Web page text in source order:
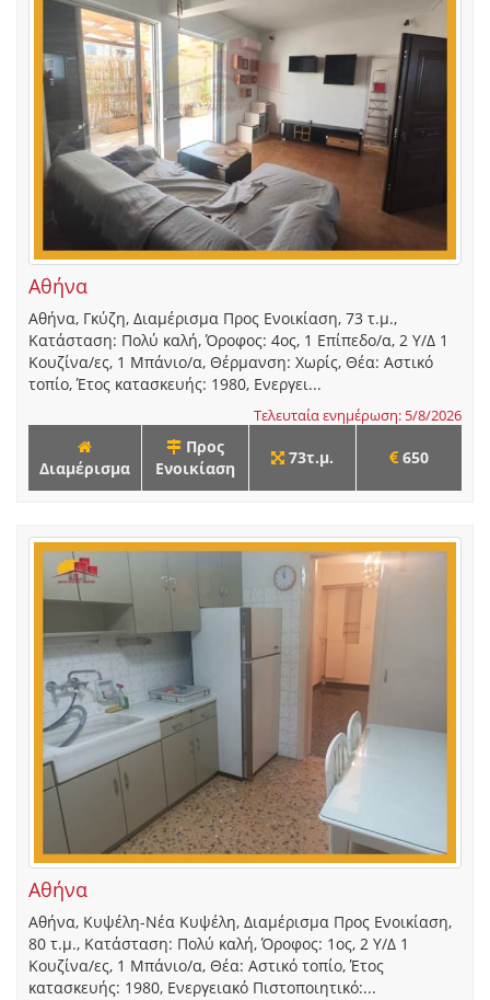
Αθήνα
Αθήνα, Γκύζη, Διαμέρισμα Προς Ενοικίαση, 73 τ.μ.,
Κατάσταση: Πολύ καλή, Όροφος: 4ος, 1 Επίπεδο/α, 2 Υ/Δ 1
Κουζίνα/ες, 1 Μπάνιο/α, Θέρμανση: Χωρίς, Θέα: Αστικό
τοπίο, Έτος κατασκευής: 1980, Ενεργει...
Τελευταία ενημέρωση: 5/8/2026
Διαμέρισμα
Προς
Ενοικίαση
73τ.μ. 650
Αθήνα
Αθήνα, Κυψέλη-Νέα Κυψέλη, Διαμέρισμα Προς Ενοικίαση,
80 τ.μ., Κατάσταση: Πολύ καλή, Όροφος: 1ος, 2 Υ/Δ 1
Κουζίνα/ες, 1 Μπάνιο/α, Θέα: Αστικό τοπίο, Έτος
κατασκευής: 1980, Ενεργειακό Πιστοποιητικό:...